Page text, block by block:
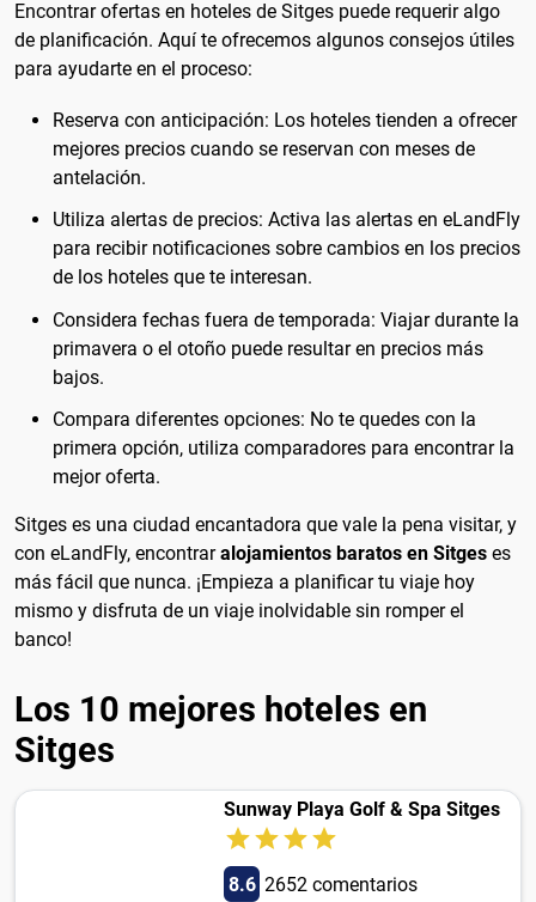
Encontrar ofertas en hoteles de Sitges puede requerir algo
de planificación. Aquí te ofrecemos algunos consejos útiles
para ayudarte en el proceso:
Reserva con anticipación: Los hoteles tienden a ofrecer
mejores precios cuando se reservan con meses de
antelación.
Utiliza alertas de precios: Activa las alertas en eLandFly
para recibir notificaciones sobre cambios en los precios
de los hoteles que te interesan.
Considera fechas fuera de temporada: Viajar durante la
primavera o el otoño puede resultar en precios más
bajos.
Compara diferentes opciones: No te quedes con la
primera opción, utiliza comparadores para encontrar la
mejor oferta.
Sitges es una ciudad encantadora que vale la pena visitar, y
con eLandFly, encontraralojamientos baratos en Sitges es
más fácil que nunca. ¡Empieza a planificar tu viaje hoy
mismo y disfruta de un viaje inolvidable sin romper el
banco!
Los 10 mejores hoteles en
Sitges
Sunway Playa Golf & Spa Sitges
8.6 2652 comentarios